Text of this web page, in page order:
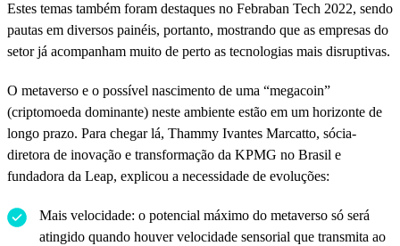
Estes temas também foram destaques no Febraban Tech 2022, sendo
pautas em diversos painéis, portanto, mostrando que as empresas do
setor já acompanham muito de perto as tecnologias mais disruptivas.
O metaverso e o possível nascimento de uma “megacoin”
(criptomoeda dominante) neste ambiente estão em um horizonte de
longo prazo. Para chegar lá, Thammy Ivantes Marcatto, sócia-
diretora de inovação e transformação da KPMG no Brasil e
fundadora da Leap, explicou a necessidade de evoluções:
Mais velocidade: o potencial máximo do metaverso só será
atingido quando houver velocidade sensorial que transmita ao